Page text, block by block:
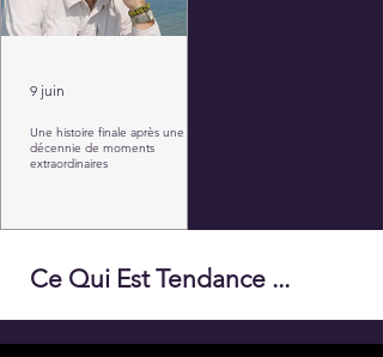
Une histoire finale après une
décennie de moments
extraordinaires
9 juin
Ce Qui Est Tendance ...